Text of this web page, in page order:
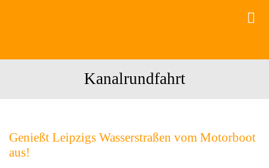
Motorboot
Gruppen
Kanalrundfahrt
Genießt Leipzigs Wasserstraßen vom Motorboot
aus!